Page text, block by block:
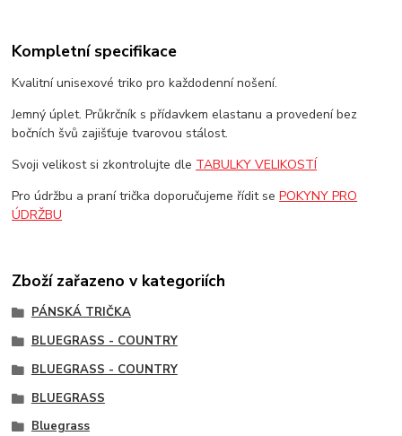
Kompletní specifikace
Kvalitní unisexové triko pro každodenní nošení.
Jemný úplet. Průkrčník s přídavkem elastanu a provedení bez
bočních švů zajišťuje tvarovou stálost.
Svoji velikost si zkontrolujte dle TABULKY VELIKOSTÍ
Pro údržbu a praní trička doporučujeme řídit sePOKYNY PRO
ÚDRŽBU
Zboží zařazeno v kategoriích
PÁNSKÁ TRIČKA
BLUEGRASS - COUNTRY
BLUEGRASS - COUNTRY
BLUEGRASS
Bluegrass